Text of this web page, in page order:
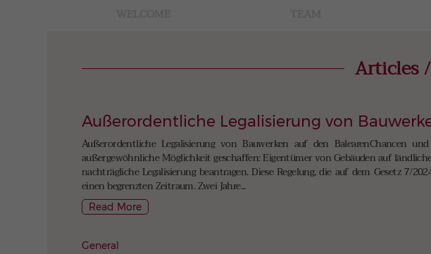
Articles
Außerordentliche Legalisierung von
Außerordentliche Legalisierung von Bauwerken auf den BalearenChancen
außergewöhnliche Möglichkeit geschaffen: Eigentümer von Gebäuden auf
nachträgliche Legalisierung beantragen. Diese Regelung, die auf dem Gesetz 7/
einen begrenzten Zeitraum. Zwei Jahre...
Read More
General